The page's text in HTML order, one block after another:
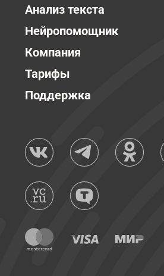
Анализ текста
Нейропомощник
Компания
Тарифы
Поддержка